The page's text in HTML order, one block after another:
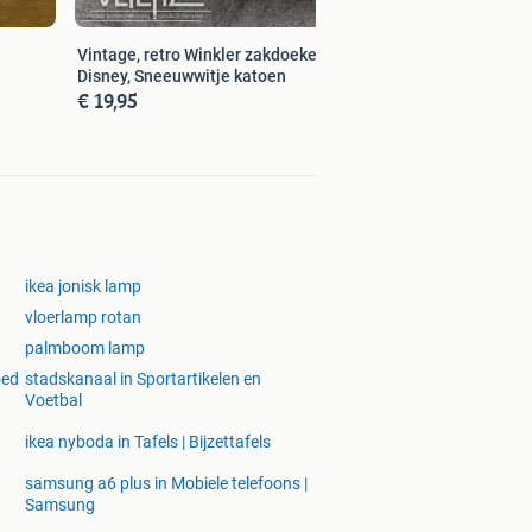
Vintage, retro Winkler zakdoeken
Disney, Sneeuwwitje katoen
€ 19,95
ikea jonisk lamp
vloerlamp rotan
palmboom lamp
stadskanaal in Sportartikelen en
Voetbal
ikea nyboda in Tafels | Bijzettafels
samsung a6 plus in Mobiele telefoons |
Samsung